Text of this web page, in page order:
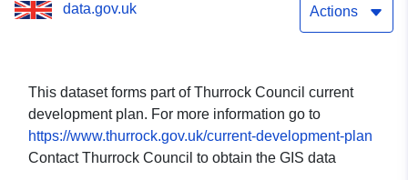
data.gov.uk Actions
This dataset forms part of Thurrock Council current
development plan. For more information go to
https://www.thurrock.gov.uk/current-development-plan
Contact Thurrock Council to obtain the GIS data